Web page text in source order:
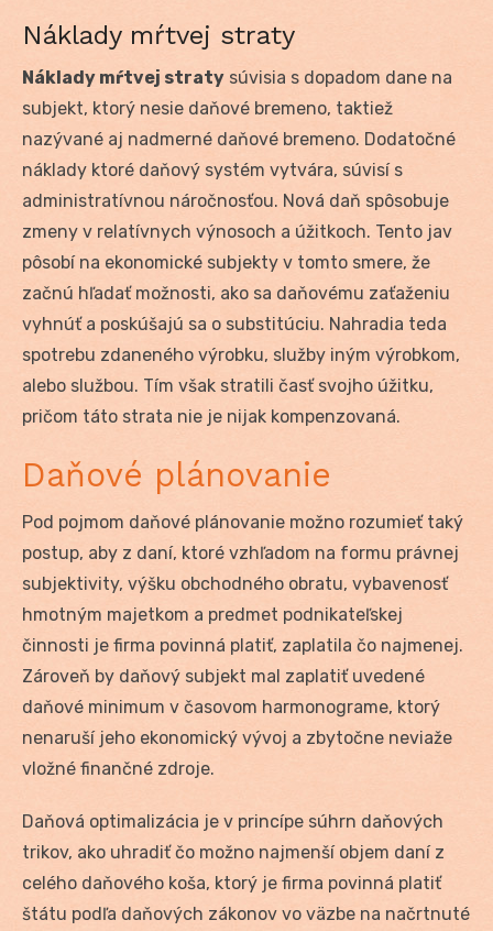
Náklady mŕtvej straty
Náklady mŕtvej straty súvisia s dopadom dane na
subjekt, ktorý nesie daňové bremeno, taktiež
nazývané aj nadmerné daňové bremeno. Dodatočné
náklady ktoré daňový systém vytvára, súvisí s
administratívnou náročnosťou. Nová daň spôsobuje
zmeny v relatívnych výnosoch a úžitkoch. Tento jav
pôsobí na ekonomické subjekty v tomto smere, že
začnú hľadať možnosti, ako sa daňovému zaťaženiu
vyhnúť a poskúšajú sa o substitúciu. Nahradia teda
spotrebu zdaneného výrobku, služby iným výrobkom,
alebo službou. Tím však stratili časť svojho úžitku,
pričom táto strata nie je nijak kompenzovaná.
Daňové plánovanie
Pod pojmom daňové plánovanie možno rozumieť taký
postup, aby z daní, ktoré vzhľadom na formu právnej
subjektivity, výšku obchodného obratu, vybavenosť
hmotným majetkom a predmet podnikateľskej
činnosti je firma povinná platiť, zaplatila čo najmenej.
Zároveň by daňový subjekt mal zaplatiť uvedené
daňové minimum v časovom harmonograme, ktorý
nenaruší jeho ekonomický vývoj a zbytočne neviaže
vložné finančné zdroje.
Daňová optimalizácia je v princípe súhrn daňových
trikov, ako uhradiť čo možno najmenší objem daní z
celého daňového koša, ktorý je firma povinná platiť
štátu podľa daňových zákonov vo väzbe na načrtnuté